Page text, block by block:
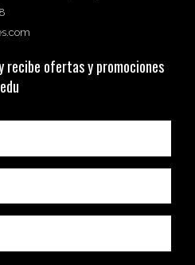
ofertas y promociones